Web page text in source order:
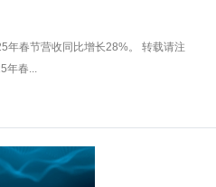
年春节营收同比增长28%。 转载请注
年春...